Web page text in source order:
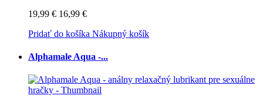
19,99 € 16,99 €
Pridať do košíka Nákupný košík
Alphamale Aqua -...